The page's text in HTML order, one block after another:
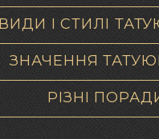
ВИДИ І СТИЛІ
ЗНАЧЕННЯ
РІЗНІ